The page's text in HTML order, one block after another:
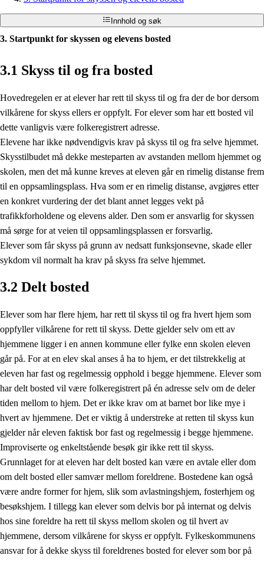
Innhold og søk
3. Startpunkt for skyssen og elevens bosted
3.1 Skyss til og fra bosted
Hovedregelen er at elever har rett til skyss til og fra der de bor dersom
vilkårene for skyss ellers er oppfylt. For elever som har ett bosted vil
dette vanligvis være folkeregistrert adresse.
Elevene har ikke nødvendigvis krav på skyss til og fra selve hjemmet.
Skysstilbudet må dekke mesteparten av avstanden mellom hjemmet og
skolen, men det må kunne kreves at eleven går en rimelig distanse frem
til en oppsamlingsplass. Hva som er en rimelig distanse, avgjøres etter
en konkret vurdering der det blant annet legges vekt på
trafikkforholdene og elevens alder. Den som er ansvarlig for skyssen
må sørge for at veien til oppsamlingsplassen er forsvarlig.
Elever som får skyss på grunn av nedsatt funksjonsevne, skade eller
sykdom vil normalt ha krav på skyss fra selve hjemmet.
3.2 Delt bosted
Elever som har flere hjem, har rett til skyss til og fra hvert hjem som
oppfyller vilkårene for rett til skyss. Dette gjelder selv om ett av
hjemmene ligger i en annen kommune eller fylke enn skolen eleven
går på. For at en elev skal anses å ha to hjem, er det tilstrekkelig at
eleven har fast og regelmessig opphold i begge hjemmene. Elever som
har delt bosted vil være folkeregistrert på én adresse selv om de deler
tiden mellom to hjem. Det er ikke krav om at barnet bor like mye i
hvert av hjemmene. Det er viktig å understreke at retten til skyss kun
gjelder når eleven faktisk bor fast og regelmessig i begge hjemmene.
Improviserte og enkeltstående besøk gir ikke rett til skyss.
Grunnlaget for at eleven har delt bosted kan være en avtale eller dom
om delt bosted eller samvær mellom foreldrene. Bostedene kan også
være andre former for hjem, slik som avlastningshjem, fosterhjem og
besøkshjem. I tillegg kan elever som delvis bor på internat og delvis
hos sine foreldre ha rett til skyss mellom skolen og til hvert av
hjemmene, dersom vilkårene for skyss er oppfylt. Fylkeskommunens
ansvar for å dekke skyss til foreldrenes bosted for elever som bor på